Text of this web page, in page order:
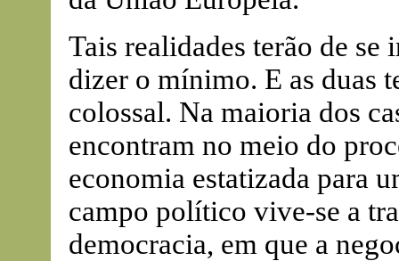
Tais realidades terão de se
dizer o mínimo. E as duas
colossal. Na maioria dos
encontram no meio do
economia estatizada para
campo político vive-se a
democracia, em que a